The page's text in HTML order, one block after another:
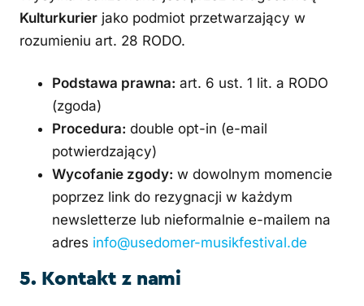
Kulturkurier jako podmiot przetwarzający w
rozumieniu art. 28 RODO.
Podstawa prawna: art. 6 ust. 1 lit. a RODO
(zgoda)
Procedura: double opt-in (e-mail
potwierdzający)
Wycofanie zgody: w dowolnym momencie
poprzez link do rezygnacji w każdym
newsletterze lub nieformalnie e-mailem na
adres info@usedomer-musikfestival.de
5. Kontakt z nami